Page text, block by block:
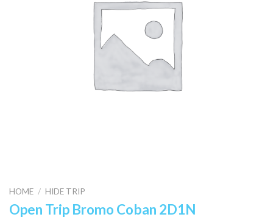
HOME / HIDE TRIP
Open Trip Bromo Coban 2D1N